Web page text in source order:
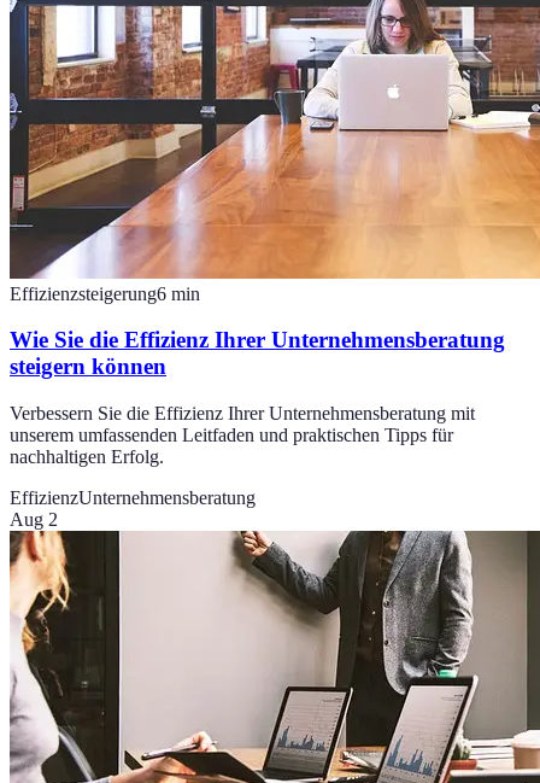
Effizienzsteigerung6 min
Wie Sie die Effizienz Ihrer Unternehmensberatung
steigern können
Verbessern Sie die Effizienz Ihrer Unternehmensberatung mit
unserem umfassenden Leitfaden und praktischen Tipps für
nachhaltigen Erfolg.
EffizienzUnternehmensberatung
Aug 2